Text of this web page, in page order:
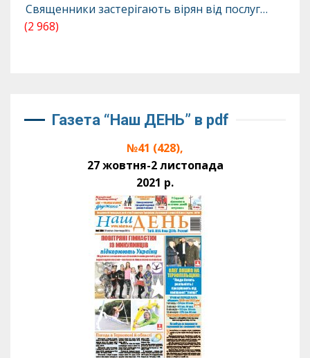
Священники застерігають вірян від послуг…
(2 968)
Газета “Наш ДЕНЬ” в pdf
№41 (428),
27 жовтня-2 листопада
2021 р.